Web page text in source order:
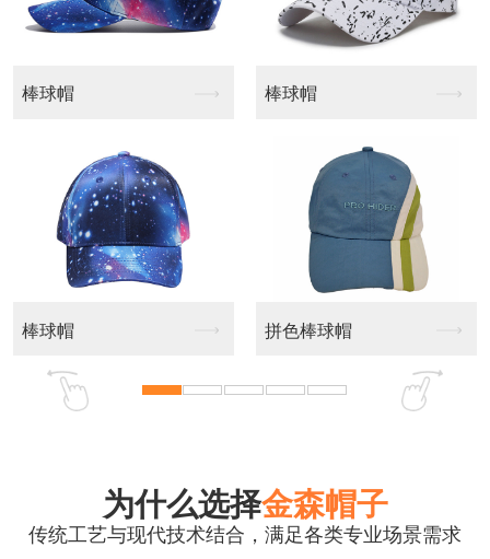
树叶伪装头套
渔夫帽定制
为什么选择金森帽子
传统工艺与现代技术结合，满足各类专业场景需求